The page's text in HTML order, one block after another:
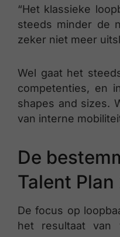
“Het klassieke
steeds minder de
zeker niet meer
Wel gaat het
competenties, en
shapes and sizes.
van interne
De
Talent Plan
De focus op
het resultaat van